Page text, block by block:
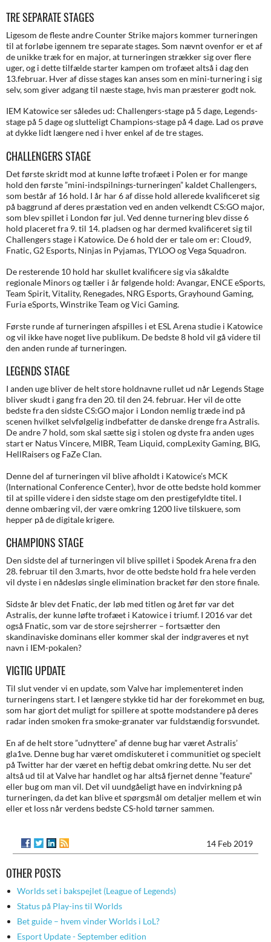
TRE SEPARATE STAGES
Ligesom de fleste andre Counter Strike majors kommer turneringen
til at forløbe igennem tre separate stages. Som nævnt ovenfor er et af
de unikke træk for en major, at turneringen strækker sig over flere
uger, og i dette tilfælde starter kampen om trofæet altså i dag den
13.februar. Hver af disse stages kan anses som en mini-turnering i sig
selv, som giver adgang til næste stage, hvis man præsterer godt nok.
IEM Katowice ser således ud: Challengers-stage på 5 dage, Legends-
stage på 5 dage og slutteligt Champions-stage på 4 dage. Lad os prøve
at dykke lidt længere ned i hver enkel af de tre stages.
CHALLENGERS STAGE
Det første skridt mod at kunne løfte trofæet i Polen er for mange
hold den første ”mini-indspilnings-turneringen” kaldet Challengers,
som består af 16 hold. I år har 6 af disse hold allerede kvalificeret sig
på baggrund af deres præstation ved en anden velkendt CS:GO major,
som blev spillet i London før jul. Ved denne turnering blev disse 6
hold placeret fra 9. til 14. pladsen og har dermed kvalificeret sig til
Challengers stage i Katowice. De 6 hold der er tale om er: Cloud9,
Fnatic, G2 Esports, Ninjas in Pyjamas, TYLOO og Vega Squadron.
De resterende 10 hold har skullet kvalificere sig via såkaldte
regionale Minors og tæller i år følgende hold: Avangar, ENCE eSports,
Team Spirit, Vitality, Renegades, NRG Esports, Grayhound Gaming,
Furia eSports, Winstrike Team og Vici Gaming.
Første runde af turneringen afspilles i et ESL Arena studie i Katowice
og vil ikke have noget live publikum. De bedste 8 hold vil gå videre til
den anden runde af turneringen.
LEGENDS STAGE
I anden uge bliver de helt store holdnavne rullet ud når Legends Stage
bliver skudt i gang fra den 20. til den 24. februar. Her vil de otte
bedste fra den sidste CS:GO major i London nemlig træde ind på
scenen hvilket selvfølgelig indbefatter de danske drenge fra Astralis.
De andre 7 hold, som skal sætte sig i stolen og dyste fra anden uges
start er Natus Vincere, MIBR, Team Liquid, compLexity Gaming, BIG,
HellRaisers og FaZe Clan.
Denne del af turneringen vil blive afholdt i Katowice’s MCK
(International Conference Center), hvor de otte bedste hold kommer
til at spille videre i den sidste stage om den prestigefyldte titel. I
denne ombæring vil, der være omkring 1200 live tilskuere, som
hepper på de digitale krigere.
CHAMPIONS STAGE
Den sidste del af turneringen vil blive spillet i Spodek Arena fra den
28. februar til den 3.marts, hvor de otte bedste hold fra hele verden
vil dyste i en nådesløs single elimination bracket før den store finale.
Sidste år blev det Fnatic, der løb med titlen og året før var det
Astralis, der kunne løfte trofæet i Katowice i triumf. I 2016 var det
også Fnatic, som var de store sejrsherrer – fortsætter den
skandinaviske dominans eller kommer skal der indgraveres et nyt
navn i IEM-pokalen?
VIGTIG UPDATE
Til slut vender vi en update, som Valve har implementeret inden
turneringens start. I et længere stykke tid har der forekommet en bug,
som har gjort det muligt for spillere at spotte modstandere på deres
radar inden smoken fra smoke-granater var fuldstændig forsvundet.
En af de helt store ”udnyttere” af denne bug har været Astralis’
gla1ve. Denne bug har været omdiskuteret i communitiet og specielt
på Twitter har der været en heftig debat omkring dette. Nu ser det
altså ud til at Valve har handlet og har altså fjernet denne ”feature”
eller bug om man vil. Det vil uundgåeligt have en indvirkning på
turneringen, da det kan blive et spørgsmål om detaljer mellem et win
eller et loss når verdens bedste CS-hold tørner sammen.
14 Feb 2019
OTHER POSTS
Worlds set i bakspejlet (League of Legends)
Status på Play-ins til Worlds
Bet guide – hvem vinder Worlds i LoL?
Esport Update - September edition